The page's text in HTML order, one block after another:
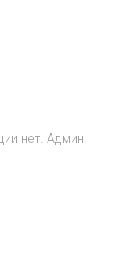
нет. Админ.